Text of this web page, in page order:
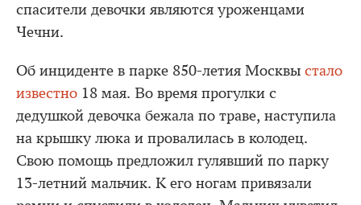
спасители девочки являются уроженцами
Чечни.
Об инциденте в парке 850-летия Москвы стало
известно 18 мая. Во время прогулки с
дедушкой девочка бежала по траве, наступила
на крышку люка и провалилась в колодец.
Свою помощь предложил гулявший по парку
13-летний мальчик. К его ногам привязали